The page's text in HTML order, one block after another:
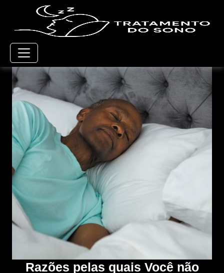
Razões pelas quais Você não